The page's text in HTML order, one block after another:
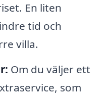
En liten
tid och
villa.
Om du väljer ett
som